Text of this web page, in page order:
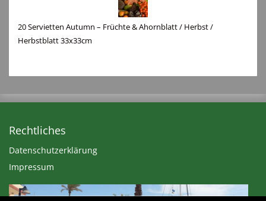
20 Servietten Autumn – Früchte & Ahornblatt / Herbst /
Herbstblatt 33x33cm
Rechtliches
Datenschutzerklärung
Impressum